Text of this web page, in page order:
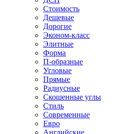
Стоимость
Дешевые
Дорогие
Эконом-класс
Элитные
Форма
П-образные
Угловые
Прямые
Радиусные
Скошенные углы
Стиль
Современные
Евро
Английские